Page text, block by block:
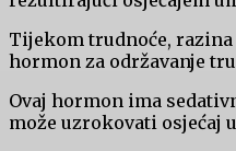
Tijekom trudnoće,
hormon za održavanje
Ovaj hormon ima
može uzrokovati osjećaj